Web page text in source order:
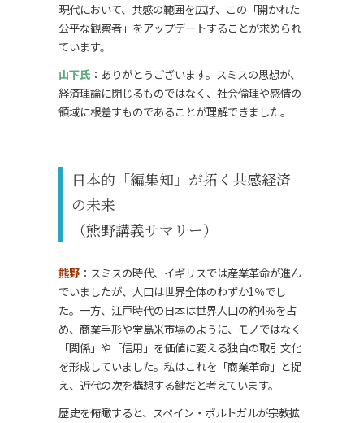
現代において、共感の範囲を広げ、この「開かれた
公平な観察者」をアップデートすることが求められ
ています。
山下氏 ：ありがとうございます。スミスの思想が、
経済理論に閉じるものではなく、社会倫理や感情の
領域に根差すものであることが理解できました。
日本的「編集知」が拓く共感経済
の未来
（熊野講義サマリー）
熊野 ：スミスの時代、イギリスでは産業革命が進ん
でいましたが、人口は世界全体のわずか1％でし
た。一方、江戸時代の日本は世界人口の約4％を占
め、商業手形や堂島米市場のように、モノではなく
「関係」や「信用」を価値に変える独自の取引文化
を形成していました。私はこれを「商業革命」と捉
え、近代の次を構想する鍵だと考えています。
歴史を俯瞰すると、スペイン・ポルトガルが宗教拡